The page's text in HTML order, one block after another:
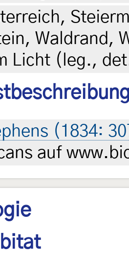
Waldrand,
Licht (leg.,
(1834:
auf